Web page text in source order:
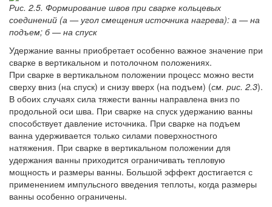
Рис. 2.5. Формирование швов при сварке кольцевых
соединений (а — угол смещения источника нагрева): а — на
подъем; б — на спуск
Удержание ванны приобретает особенно важное значение при
сварке в вертикальном и потолочном положениях.
При сварке в вертикальном положении процесс можно вести
сверху вниз (на спуск) и снизу вверх (на подъем) (см. рис. 2.3).
В обоих случаях сила тяжести ванны направлена вниз по
продольной оси шва. При сварке на спуск удержанию ванны
способствует давление источника. При сварке на подъем
ванна удерживается только силами поверхностного
натяжения. При сварке в вертикальном положении для
удержания ванны приходится ограничивать тепловую
мощность и размеры ванны. Большой эффект достигается с
применением импульсного введения теплоты, когда размеры
ванны особенно ограничены.